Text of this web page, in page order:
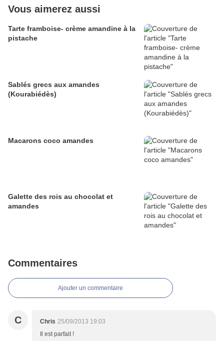
Vous aimerez aussi
Tarte framboise- crème amandine à la
pistache
Sablés grecs aux amandes
(Kourabiédès)
Macarons coco amandes
Galette des rois au chocolat et
amandes
Commentaires
Ajouter un commentaire
C Chris 25/09/2013 19:03
Il est parfait !